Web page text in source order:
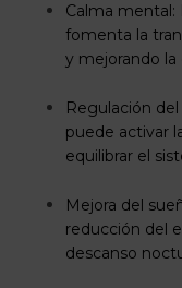
Calma mental:
fomenta la
y mejorando la
Regulación
puede activar
equilibrar el
Mejora del
reducción del
descanso